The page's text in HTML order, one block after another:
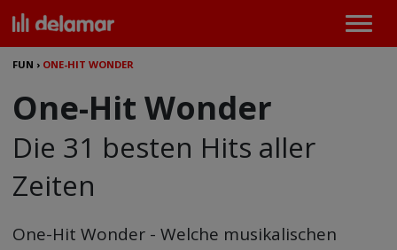
FUN › ONE-HIT WONDER
One-Hit Wonder
Die 31 besten Hits aller
Zeiten
One-Hit Wonder - Welche musikalischen